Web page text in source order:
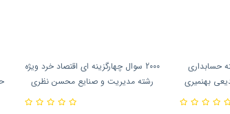
حسابداری
بهنمیری
2000 سوال چهارگزینه ای اقتصاد خرد ویژه
رشته مدیریت و صنایع محسن نظری
انتشارات نگاه دانش 1405